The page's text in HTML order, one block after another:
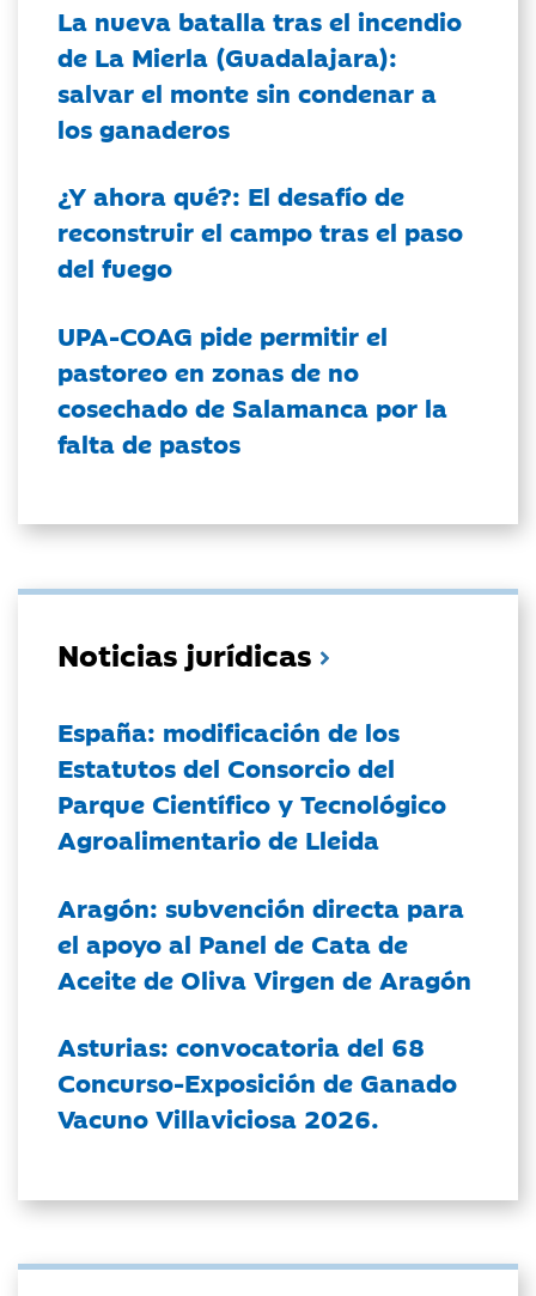
La nueva batalla tras el incendio
de La Mierla (Guadalajara):
salvar el monte sin condenar a
los ganaderos
¿Y ahora qué?: El desafío de
reconstruir el campo tras el paso
del fuego
UPA-COAG pide permitir el
pastoreo en zonas de no
cosechado de Salamanca por la
falta de pastos
Noticias jurídicas
España: modificación de los
Estatutos del Consorcio del
Parque Científico y Tecnológico
Agroalimentario de Lleida
Aragón: subvención directa para
el apoyo al Panel de Cata de
Aceite de Oliva Virgen de Aragón
Asturias: convocatoria del 68
Concurso-Exposición de Ganado
Vacuno Villaviciosa 2026.